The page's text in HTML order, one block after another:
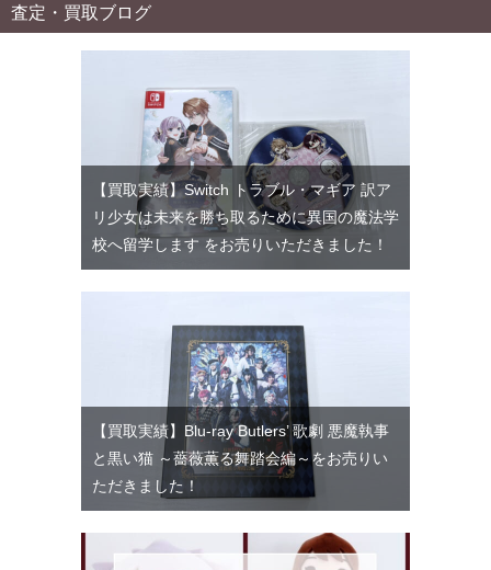
査定・買取ブログ
【買取実績】Switch トラブル・マギア 訳ア
リ少女は未来を勝ち取るために異国の魔法学
校へ留学します をお売りいただきました！
【買取実績】Blu-ray Butlers’ 歌劇 悪魔執事
と黒い猫 ～薔薇薫る舞踏会編～をお売りい
ただきました！